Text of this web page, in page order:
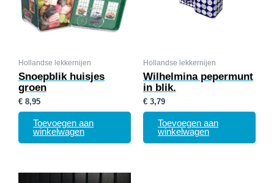
Hollandse lekkernijen
Snoepblik huisjes
groen
€ 8,95
Toevoegen aan
winkelwagen
Hollandse lekkernijen
Wilhelmina pepermunt
in blik.
€ 3,79
Toevoegen aan
winkelwagen